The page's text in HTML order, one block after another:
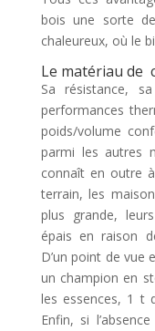
bois une sorte
chaleureux, où le
Le matériau de
Sa résistance,
performances
poids/volume
parmi les autres
connaît en outre
terrain, les
plus grande,
épais en raison
D’un point de vue
un champion en
les essences, 1 t
Enfin, si